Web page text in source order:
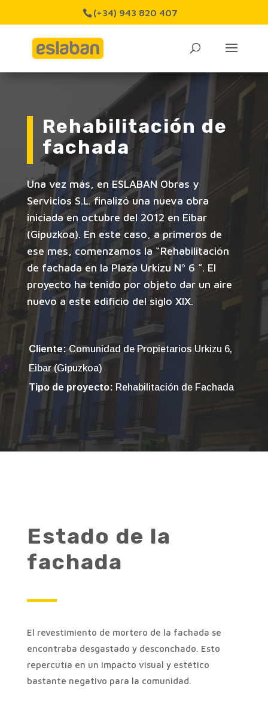
(+34) 943 820 407
Rehabilitación de
fachada
Una vez más, en ESLABAN Obras y
Servicios S.L. finalizó una nueva obra
iniciada en octubre del 2012 en Eibar
(Gipuzkoa). En este caso, a primeros de
ese mes, comenzamos la “Rehabilitación
de fachada en la Plaza Urkizu Nº 6 ”. El
proyecto ha tenido por objeto dar un aire
nuevo a este edificio del siglo XIX.
Cliente:Comunidad de Propietarios Urkizu 6,
Eibar (Gipuzkoa)
Tipo de proyecto: Rehabilitación de Fachada
Estado de la
fachada
El revestimiento de mortero de la fachada se
encontraba desgastado y desconchado. Esto
repercutía en un impacto visual y estético
bastante negativo para la comunidad.